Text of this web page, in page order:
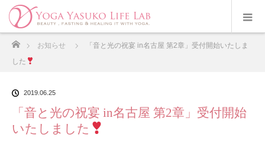
ホーム
お知らせ
「音と光の祝宴 in名古屋 第2章」受付開始いたしま
した
2019.06.25
「音と光の祝宴 in名古屋 第2章」受付開始
いたしました